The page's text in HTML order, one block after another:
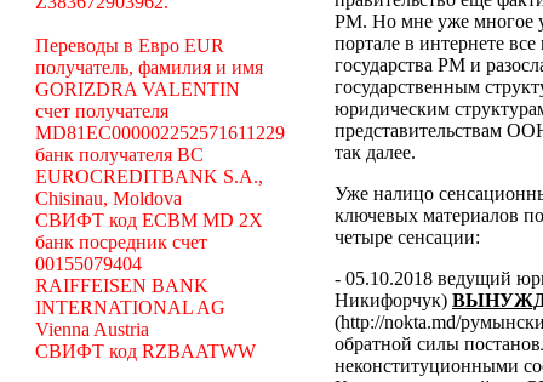
Переводы в Евро EUR
получатель, фамилия и имя
GORIZDRA VALENTIN
счет получателя
MD81EC000002252571611229
банк получателя BC
EUROCREDITBANK S.A.,
Chisinau, Moldova
СВИФТ код ECBM MD 2X
банк посредник счет
00155079404
RAIFFEISEN BANK
INTERNATIONAL AG
Vienna Austria
СВИФТ код RZBAATWW
РМ. Но мне уже многое
портале в интернете
государства РМ и
государственным
юридическим
представительствам
так далее.
Уже налицо
ключевых материалов
четыре сенсации:
- 05.10.2018 ведущий
Никифорчук)
(http://nokta.md/
обратной силы
неконституционными